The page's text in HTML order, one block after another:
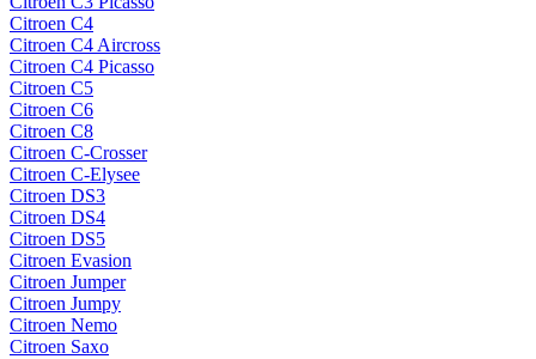
Citroen C4
Citroen C4 Aircross
Citroen C4 Picasso
Citroen C5
Citroen C6
Citroen C8
Citroen C-Crosser
Citroen C-Elysee
Citroen DS3
Citroen DS4
Citroen DS5
Citroen Evasion
Citroen Jumper
Citroen Jumpy
Citroen Nemo
Citroen Saxo